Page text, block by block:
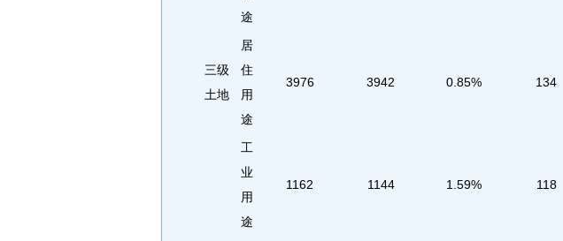
三级
土地
途
居
住
用
途
3976 3942 0.85% 134
工
业
用
途
1162 1144 1.59% 118